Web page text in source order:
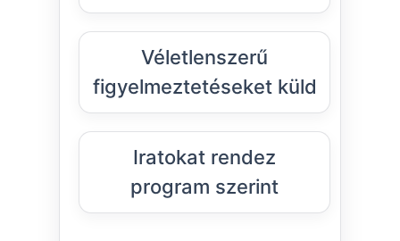
Véletlenszerű
figyelmeztetéseket küld
Iratokat rendez
program szerint